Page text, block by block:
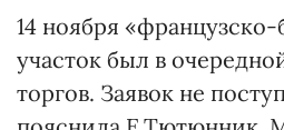
14 ноября
участок был в
торгов. Заявок не